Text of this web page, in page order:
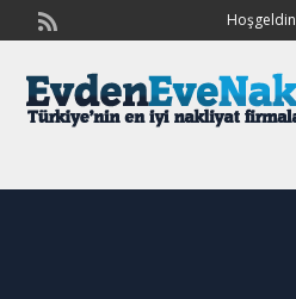
Hoşgeldin